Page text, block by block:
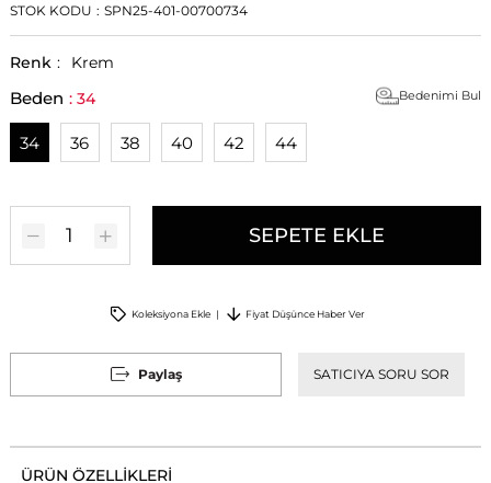
SPN25-401-00700734
STOK KODU
Renk : Krem
Beden Bedenimi Bul
34 36 38 40 42 44
Paylaş SATICIYA SORU SOR
Koleksiyona Ekle Fiyat Düşünce Haber Ver
ÜRÜN ÖZELLIKLERI